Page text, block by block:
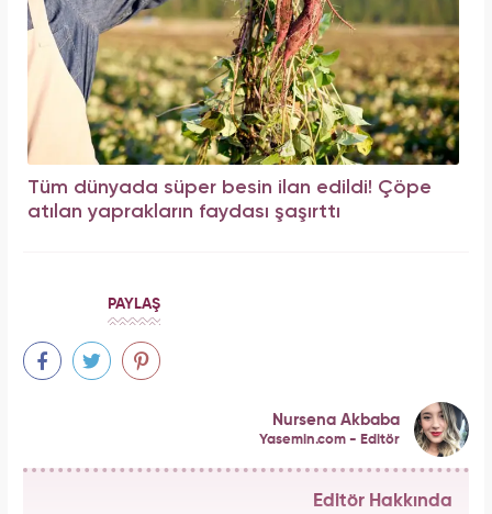
Tüm dünyada süper besin ilan edildi! Çöpe
atılan yaprakların faydası şaşırttı
PAYLAŞ
Nursena Akbaba
Yasemin.com - Editör
Editör Hakkında